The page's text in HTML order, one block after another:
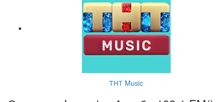
ТНТ Music